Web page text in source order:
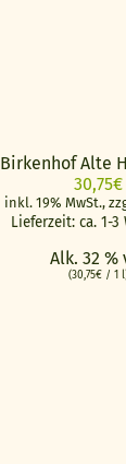
Birkenhof Alte
30,75€
inkl. 19% MwSt.,
Lieferzeit: ca. 1-3
Alk. 32 %
(30,75€/ 1